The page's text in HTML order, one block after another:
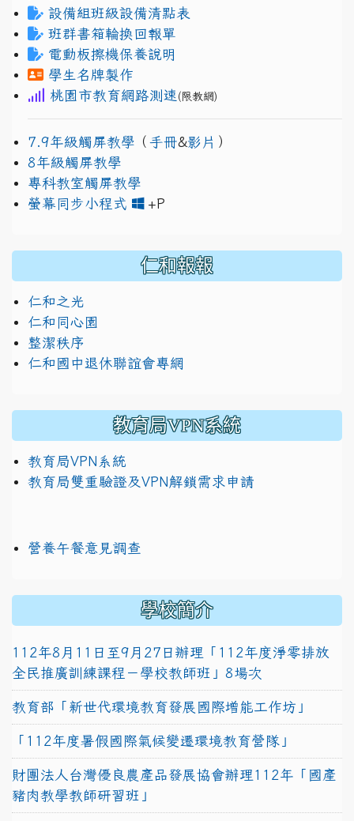
設備組班級設備清點表
班群書箱輪換回報單
電動板擦機保養說明
學生名牌製作
桃園市教育網路測速 (限教網)
7.9年級觸屏教學 （ 手冊&影片 ）
8年級觸屏教學
專科教室觸屏教學
螢幕同步小程式
+P
仁和報報
仁和之光
仁和同心園
整潔秩序
仁和國中退休聯誼會專網
教育局VPN系統
教育局VPN系統
教育局雙重驗證及VPN解鎖需求申請
營養午餐意見調查
學校簡介
112年8月11日至9月27日辦理「112年度淨零排放
全民推廣訓練課程－學校教師班」8場次
教育部「新世代環境教育發展國際增能工作坊」
「112年度暑假國際氣候變遷環境教育營隊」
財團法人台灣優良農產品發展協會辦理112年「國產
豬肉教學教師研習班」